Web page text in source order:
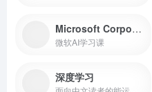
Microsoft Corporation
微软AI学习课
深度学习